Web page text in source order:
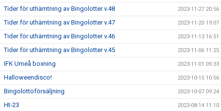
Tider för uthämtning av Bingolotter v.48 2023-11-27 20:56
Tider för uthämtning av Bingolotter v.47 2023-11-20 19:07
Tider för uthämtning av Bingolotter v.46 2023-11-13 16:51
Tider för uthämtning av Bingolotter v.45 2023-11-06 11:25
IFK Umeå boxning 2023-11-01 09:33
Halloweendisco! 2023-10-15 10:56
Bingolottoförsäljning 2023-10-07 09:24
Ht-23 2023-08-14 11:10